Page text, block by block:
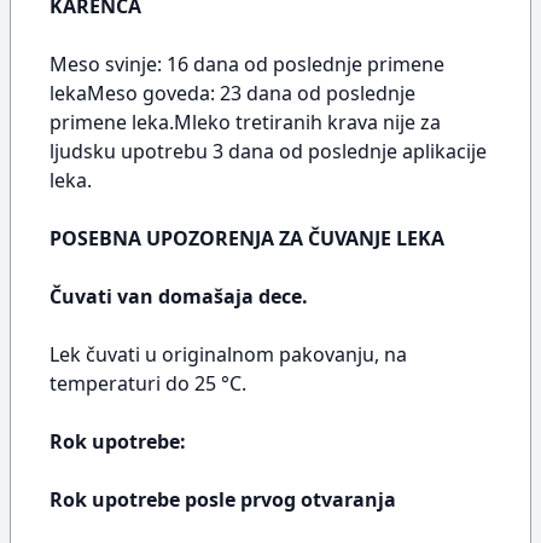
KARENCA
Meso svinje: 16 dana od poslednje primene
lekaMeso goveda: 23 dana od poslednje
primene leka.Mleko tretiranih krava nije za
ljudsku upotrebu 3 dana od poslednje aplikacije
leka.
POSEBNA UPOZORENJA ZA ČUVANJE LEKA
Čuvati van domašaja dece.
Lek čuvati u originalnom pakovanju, na
temperaturi do 25 °C.
Rok upotrebe:
Rok upotrebe posle prvog otvaranja